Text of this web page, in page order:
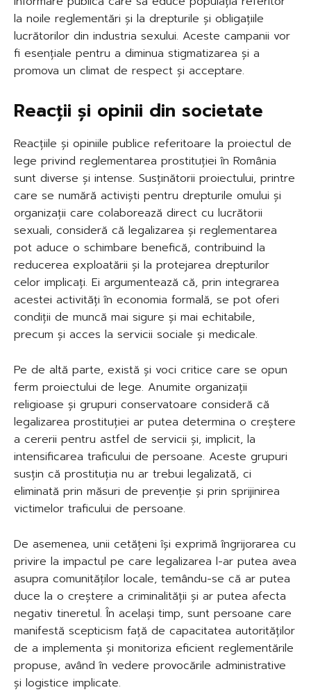
la noile reglementări și la drepturile și obligațiile
lucrătorilor din industria sexului. Aceste campanii vor
fi esențiale pentru a diminua stigmatizarea și a
promova un climat de respect și acceptare.
Reacții și opinii din societate
Reacțiile și opiniile publice referitoare la proiectul de
lege privind reglementarea prostituției în România
sunt diverse și intense. Susținătorii proiectului, printre
care se numără activiști pentru drepturile omului și
organizații care colaborează direct cu lucrătorii
sexuali, consideră că legalizarea și reglementarea
pot aduce o schimbare benefică, contribuind la
reducerea exploatării și la protejarea drepturilor
celor implicați. Ei argumentează că, prin integrarea
acestei activități în economia formală, se pot oferi
condiții de muncă mai sigure și mai echitabile,
precum și acces la servicii sociale și medicale.
Pe de altă parte, există și voci critice care se opun
ferm proiectului de lege. Anumite organizații
religioase și grupuri conservatoare consideră că
legalizarea prostituției ar putea determina o creștere
a cererii pentru astfel de servicii și, implicit, la
intensificarea traficului de persoane. Aceste grupuri
susțin că prostituția nu ar trebui legalizată, ci
eliminată prin măsuri de prevenție și prin sprijinirea
victimelor traficului de persoane.
De asemenea, unii cetățeni își exprimă îngrijorarea cu
privire la impactul pe care legalizarea l-ar putea avea
asupra comunităților locale, temându-se că ar putea
duce la o creștere a criminalității și ar putea afecta
negativ tineretul. În același timp, sunt persoane care
manifestă scepticism față de capacitatea autorităților
de a implementa și monitoriza eficient reglementările
propuse, având în vedere provocările administrative
și logistice implicate.